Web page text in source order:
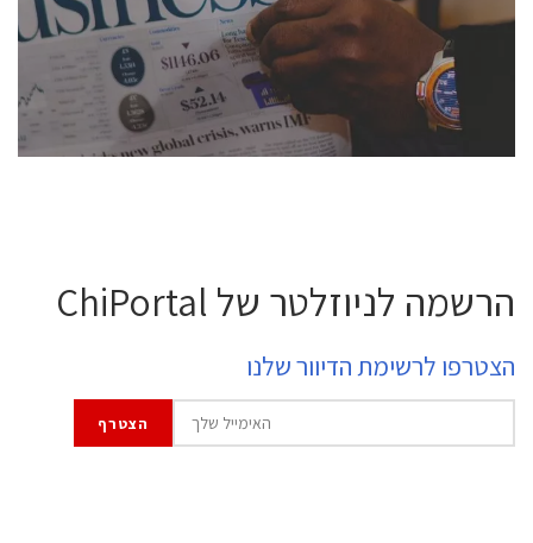
professional experts, and senior executives.
לחץ לפרטים
הרשמה לניוזלטר של ChiPortal
הצטרפו לרשימת הדיוור שלנו